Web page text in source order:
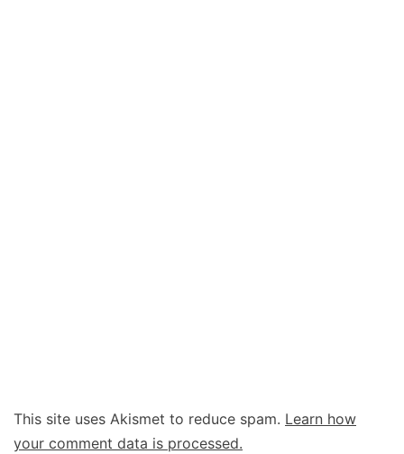
This site uses Akismet to reduce spam. Learn how
your comment data is processed.